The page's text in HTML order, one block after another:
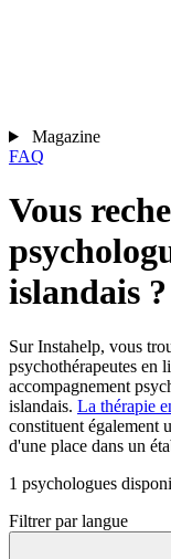
Magazine
FAQ
Vous
islandais ?
Sur Instahelp, vous
psychothérapeutes en
accompagnement
islandais. La thérapie
constituent également
d'une place dans un
1 psychologues
Filtrer par langue